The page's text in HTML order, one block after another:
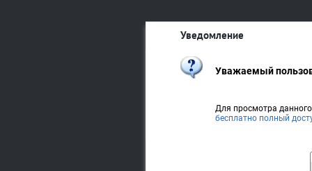
Уведомление
Уважаемый
Для просмотра
бесплатно полный